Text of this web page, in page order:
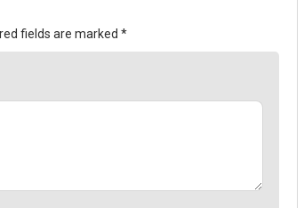
fields are marked *